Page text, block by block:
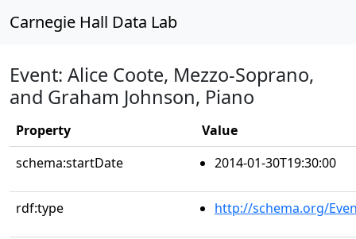
Carnegie Hall Data Lab
Event: Alice Coote, Mezzo-Soprano,
and Graham Johnson, Piano
Property
Value
schema:startDate
2014-01-30T19:30:00
rdf:type http://schema.org/